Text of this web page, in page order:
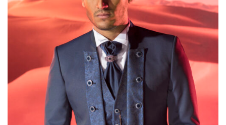
Dalin - Italian Atelier(4)
David Fielden(3)
Donatella Gallo(2)
Elisabetta Polignano(4)
Enzo Romano(5)
Gaggioli Sposi(50)